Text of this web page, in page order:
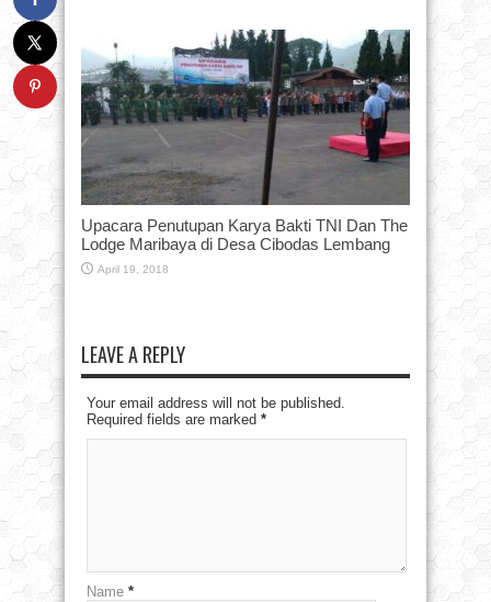
Upacara Penutupan Karya Bakti TNI Dan The
Lodge Maribaya di Desa Cibodas Lembang
April 19, 2018
LEAVE A REPLY
Your email address will not be published.
Required fields are marked *
Name *